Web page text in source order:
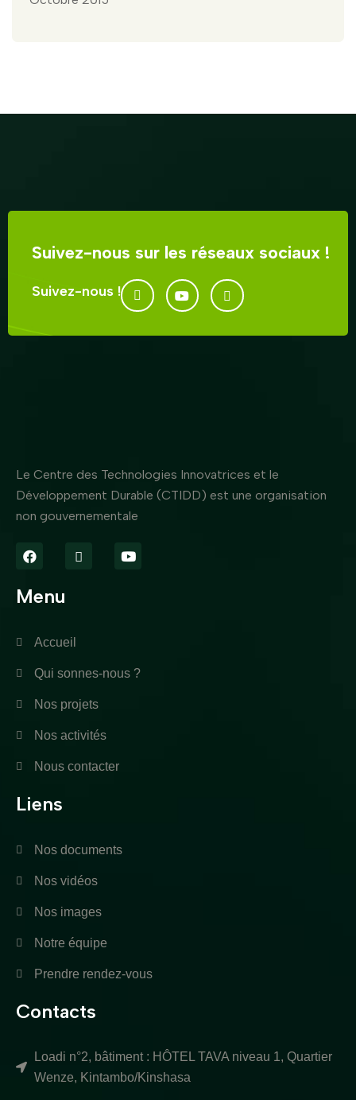
Suivez-nous sur les réseaux sociaux !
Suivez-nous !
Le Centre des Technologies Innovatrices et le
Développement Durable (CTIDD) est une organisation
non gouvernementale
Menu
Accueil
Qui sonnes-nous ?
Nos projets
Nos activités
Nous contacter
Liens
Nos documents
Nos vidéos
Nos images
Notre équipe
Prendre rendez-vous
Contacts
Loadi n°2, bâtiment : HÔTEL TAVA niveau 1, Quartier
Wenze, Kintambo/Kinshasa